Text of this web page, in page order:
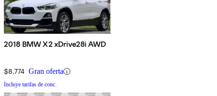
2018 BMW X2 xDrive28i AWD
$8,774 Gran oferta
Incluye tarifas de conc.